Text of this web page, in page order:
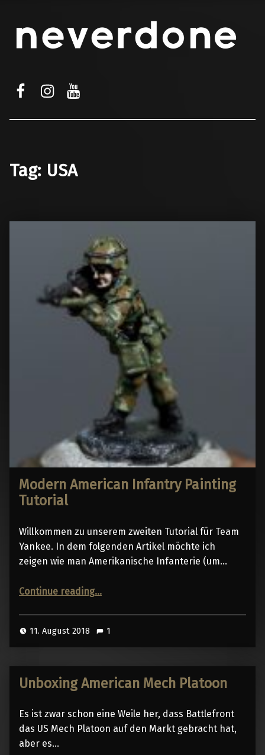
facebookinstagram
youtube
Tag: USA
Modern American Infantry Painting
Tutorial
Willkommen zu unserem zweiten Tutorial für Team
Yankee. In dem folgenden Artikel möchte ich
zeigen wie man Amerikanische Infanterie (um…
Continue reading“Modern American Infantry Painting Tutorial”
…
11. August 2018 1
Unboxing American Mech Platoon
Es ist zwar schon eine Weile her, dass Battlefront
das US Mech Platoon auf den Markt gebracht hat,
aber es…